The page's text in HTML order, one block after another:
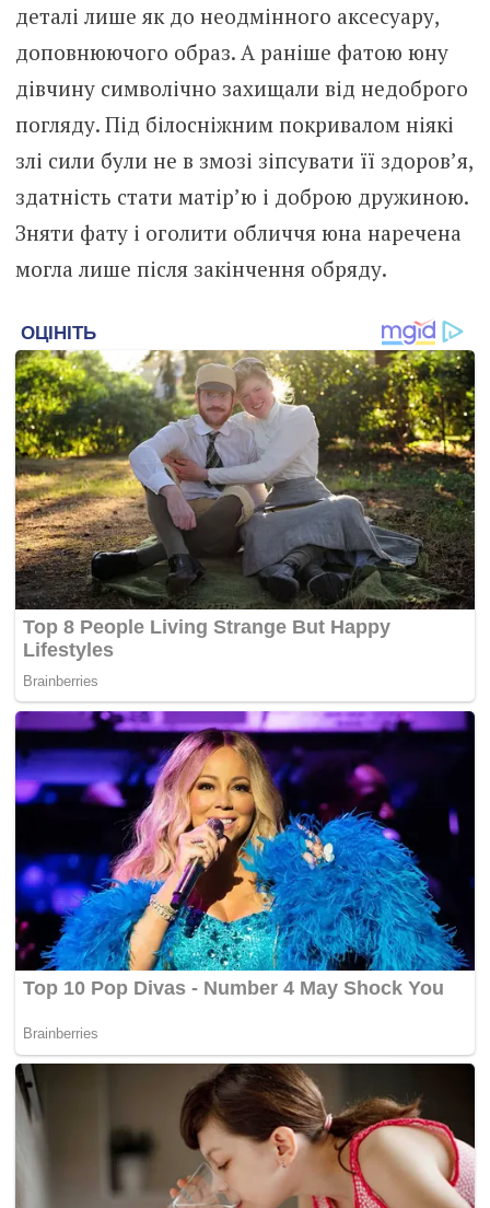
деталі лише як до неодмінного аксесуару,
доповнюючого образ. А раніше фатою юну
дівчину символічно захищали від недоброго
погляду. Під білосніжним покривалом ніякі
злі сили були не в змозі зіпсувати її здоров’я,
здатність стати матір’ю і доброю дружиною.
Зняти фату і оголити обличчя юна наречена
могла лише після закінчення обряду.